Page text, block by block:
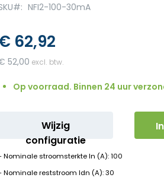
NFI2-100-30mA
62,92
52,00
Op voorraad. Binnen 24 uur
Wijzig
configuratie
Nominale stroomsterkte In (A): 100
Nominale reststroom Idn (A): 30